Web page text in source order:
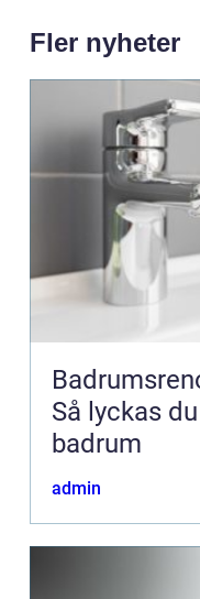
Fler nyheter
Så lyckas
badrum
admin